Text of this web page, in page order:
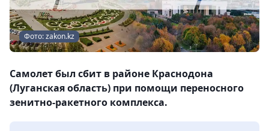
Фото: zakon.kz
Самолет был сбит в районе Краснодона
(Луганская область) при помощи переносного
зенитно-ракетного комплекса.